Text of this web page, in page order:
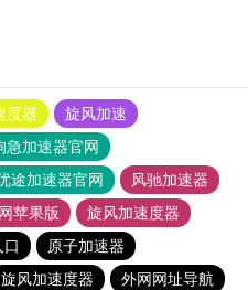
度器
旋风加速
急加速器官网
途加速器官网
风驰加速器
苹果版
旋风加速度器
原子加速器
旋风加速度器 外网网址导航